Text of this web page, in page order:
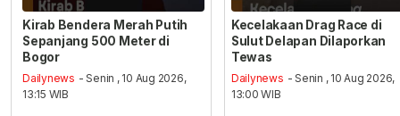
Kirab Bendera Merah Putih
Sepanjang 500 Meter di
Bogor
Dailynews - Senin , 10 Aug 2026,
13:15 WIB
Kecelakaan Drag Race di
Sulut Delapan Dilaporkan
Tewas
Dailynews - Senin , 10 Aug 2026,
13:00 WIB